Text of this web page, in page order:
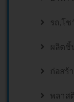
รถ,โ
ผลิตชิ้
ก่อสร้
พลาส